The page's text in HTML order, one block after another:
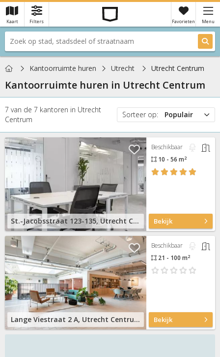
Kaart Filters Favorieten Menu
Je hebt nog geen favorieten ×
HomeKantoorruimte huren Utrecht Utrecht Centrum
Kantoorruimte huren in Utrecht Centrum
7 van de 7 kantoren in Utrecht
Centrum
Sorteer op:
Populair
Prijs
Nieuw
St.-Jacobsstraat 123-135, Utrecht Centrum
Beschikbaar
10 - 56 m2
Bekijk
Lange Viestraat 2 A, Utrecht Centrum
Beschikbaar
21 - 100 m2
Bekijk